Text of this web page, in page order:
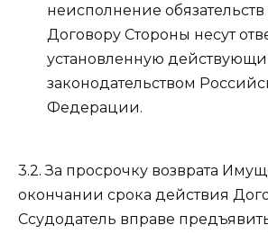
неисполнение
Договору Стороны несут
установленную
законодательством
Федерации.
3.2. За просрочку возврата
окончании срока действия
Ссудодатель вправе